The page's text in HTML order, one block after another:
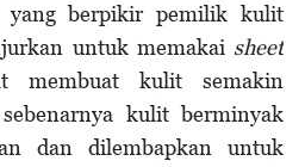
yang berpikir pemilik kulit
untuk memakai sheet
membuat kulit semakin
kulit berminyak
dan dilembapkan untuk